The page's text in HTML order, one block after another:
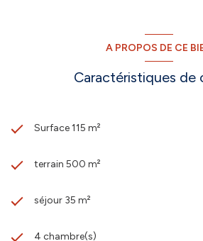
A PROPOS DE CE
Caractéristiques de
Surface 115 m²
terrain 500 m²
séjour 35 m²
4 chambre(s)